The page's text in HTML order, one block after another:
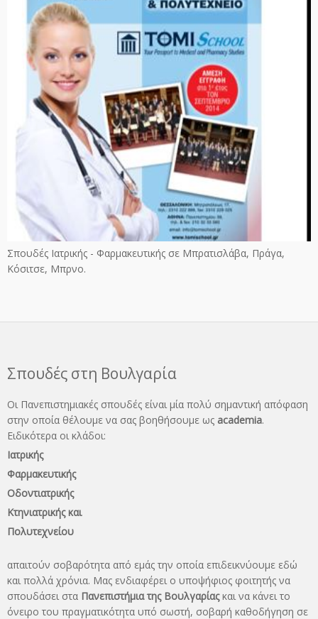
Σπουδές Ιατρικής - Φαρμακευτικής σε Μπρατισλάβα, Πράγα,
Κόσιτσε, Μπρνο.
Σπουδές στη Βουλγαρία
Οι Πανεπιστημιακές σπουδές είναι μία πολύ σημαντική απόφαση
στην οποία θέλουμε να σας βοηθήσουμε ως academia.
Ειδικότερα οι κλάδοι:
Ιατρικής
Φαρμακευτικής
Οδοντιατρικής
Κτηνιατρικής και
Πολυτεχνείου
απαιτούν σοβαρότητα από εμάς την οποία επιδεικνύουμε εδώ
και πολλά χρόνια. Μας ενδιαφέρει ο υποψήφιος φοιτητής να
σπουδάσει στα Πανεπιστήμια της Βουλγαρίαςκαι να κάνει το
όνειρo του πραγματικότητα υπό σωστή, σοβαρή καθοδήγηση σε